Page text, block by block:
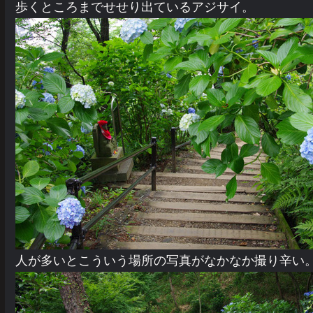
歩くところまでせせり出ているアジサイ。
人が多いとこういう場所の写真がなかなか撮り辛い